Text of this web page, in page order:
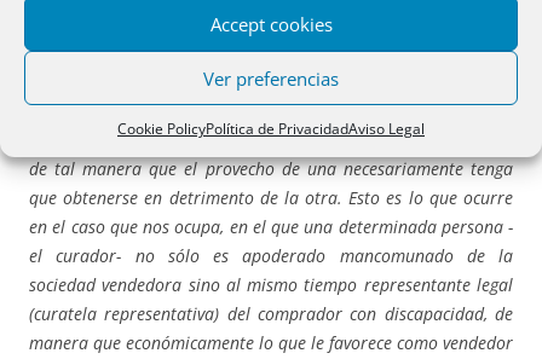
Accept cookies
Ver preferencias
Cookie PolicyPolítica de PrivacidadAviso Legal
Por el contrario, lo que no salva es la apreciación de la
existencia de conflicto de intereses, que es una situación
subjetiva, que existe siempre que en una determinada situación
una misma persona tenga posiciones jurídicas contrapuestas,
de tal manera que el provecho de una necesariamente tenga
que obtenerse en detrimento de la otra. Esto es lo que ocurre
en el caso que nos ocupa, en el que una determinada persona -
el curador- no sólo es apoderado mancomunado de la
sociedad vendedora sino al mismo tiempo representante legal
(curatela representativa) del comprador con discapacidad, de
manera que económicamente lo que le favorece como vendedor